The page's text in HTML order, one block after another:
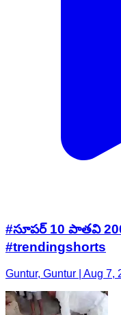
#సూపర్ 10 పాతవి
#trendingshorts
Guntur, Guntur | Aug 7,